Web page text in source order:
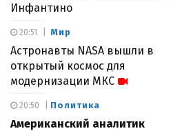
Инфантино
Мир
Астронавты NASA вышли в
открытый космос для
модернизации МКС
20:51
Политика
Американский аналитик
20:50